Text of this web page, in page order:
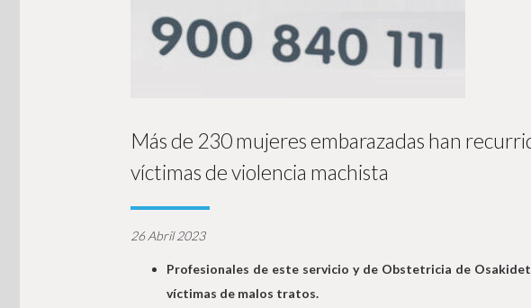
Más de 230 mujeres embarazadas han
víctimas de violencia machista
26 Abril 2023
Profesionales de este servicio y de Obstetricia de
víctimas de malos tratos.